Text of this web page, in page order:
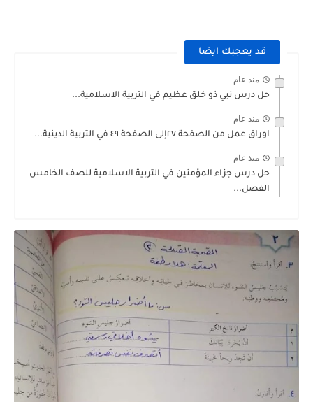
قد يعجبك ايضا
منذ عام
حل درس نبي ذو خلق عظيم في التربية الاسلامية...
منذ عام
اوراق عمل من الصفحة ٢٧إلى الصفحة ٤٩ في التربية الدينية...
منذ عام
حل درس جزاء المؤمنين في التربية الاسلامية للصف الخامس
الفصل...